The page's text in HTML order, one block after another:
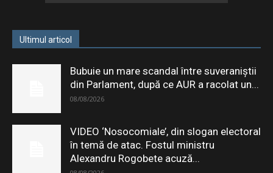
Ultimul articol
Bubuie un mare scandal între suveraniștii
din Parlament, după ce AUR a racolat un...
08/08/2026
VIDEO ‘Nosocomiale’, din slogan electoral
în temă de atac. Fostul ministru
Alexandru Rogobete acuză...